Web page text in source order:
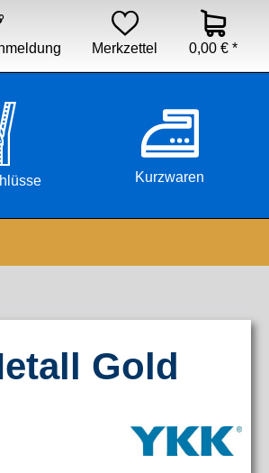

Merkzettel

0,00 € *
Kurzwaren
Gold